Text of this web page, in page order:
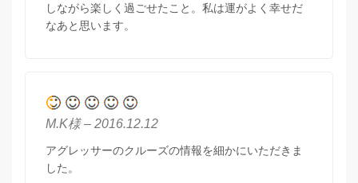
しながら楽しく過ごせたこと。私は運がよく幸せだ
なあと思います。
M.K様 – 2016.12.12
アグレッサーのクルーズの情報を細かにいただきま
した。